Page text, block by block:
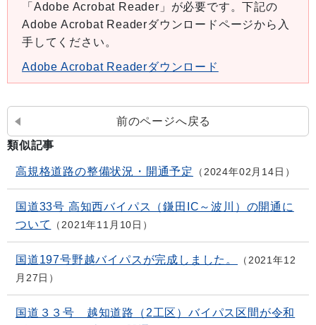
「Adobe Acrobat Reader」が必要です。下記の
Adobe Acrobat Readerダウンロードページから入
手してください。
Adobe Acrobat Readerダウンロード
前のページへ戻る
類似記事
高規格道路の整備状況・開通予定 2024年02月14日
国道33号 高知西バイパス（鎌田IC～波川）の開通に
ついて
2021年11月10日
国道197号野越バイパスが完成しました。
2021年12
月27日
国道３３号 越知道路（2工区）バイパス区間が令和